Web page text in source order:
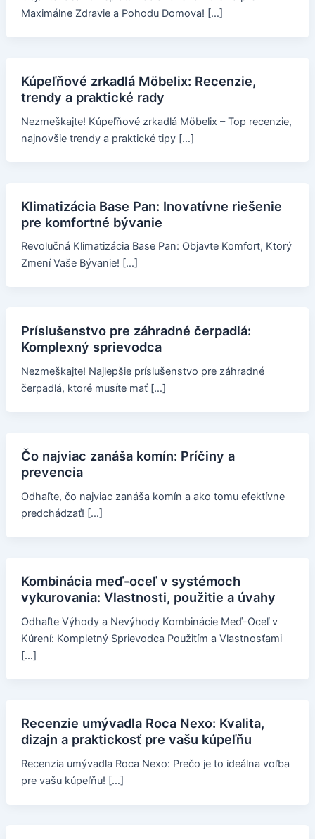
Maximálne Zdravie a Pohodu Domova! […]
Kúpeľňové zrkadlá Möbelix: Recenzie,
trendy a praktické rady
Nezmeškajte! Kúpeľňové zrkadlá Möbelix – Top recenzie,
najnovšie trendy a praktické tipy […]
Klimatizácia Base Pan: Inovatívne riešenie
pre komfortné bývanie
Revolučná Klimatizácia Base Pan: Objavte Komfort, Ktorý
Zmení Vaše Bývanie! […]
Príslušenstvo pre záhradné čerpadlá:
Komplexný sprievodca
Nezmeškajte! Najlepšie príslušenstvo pre záhradné
čerpadlá, ktoré musíte mať […]
Čo najviac zanáša komín: Príčiny a
prevencia
Odhaľte, čo najviac zanáša komín a ako tomu efektívne
predchádzať! […]
Kombinácia meď-oceľ v systémoch
vykurovania: Vlastnosti, použitie a úvahy
Odhaľte Výhody a Nevýhody Kombinácie Meď-Oceľ v
Kúrení: Kompletný Sprievodca Použitím a Vlastnosťami
[…]
Recenzie umývadla Roca Nexo: Kvalita,
dizajn a praktickosť pre vašu kúpeľňu
Recenzia umývadla Roca Nexo: Prečo je to ideálna voľba
pre vašu kúpeľňu! […]